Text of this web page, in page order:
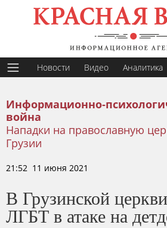
Новости Видео Аналитика
Информационно-
война
Нападки на православную
Грузии
21:52 11 июня 2021
В Грузинской
ЛГБТ в атаке на